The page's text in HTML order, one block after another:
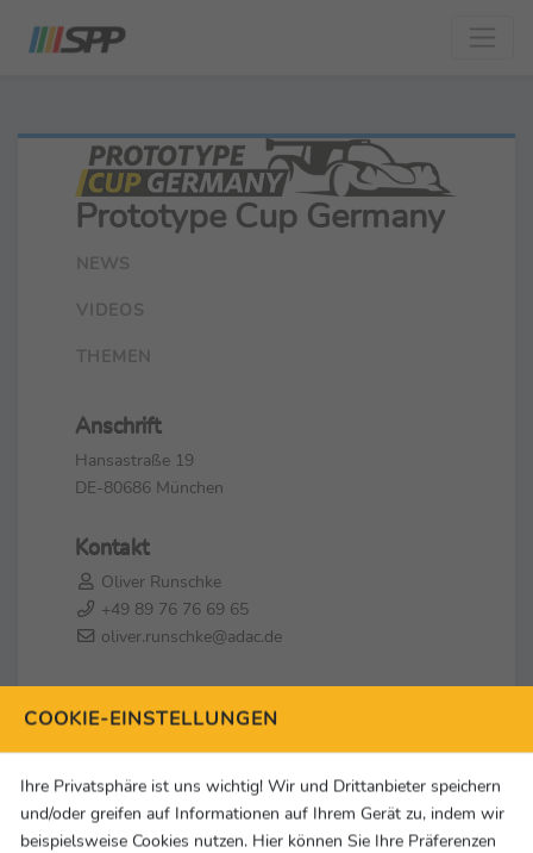
Prototype Cup Germany
NEWS
VIDEOS
THEMEN
Anschrift
Hansastraße 19
DE-80686 München
Kontakt
Oliver Runschke
+49 89 76 76 69 65
oliver.runschke@adac.de
Social Media & Links
COOKIE-EINSTELLUNGEN
Ihre Privatsphäre ist uns wichtig! Wir und Drittanbieter speichern
und/oder greifen auf Informationen auf Ihrem Gerät zu, indem wir
beispielsweise Cookies nutzen. Hier können Sie Ihre Präferenzen